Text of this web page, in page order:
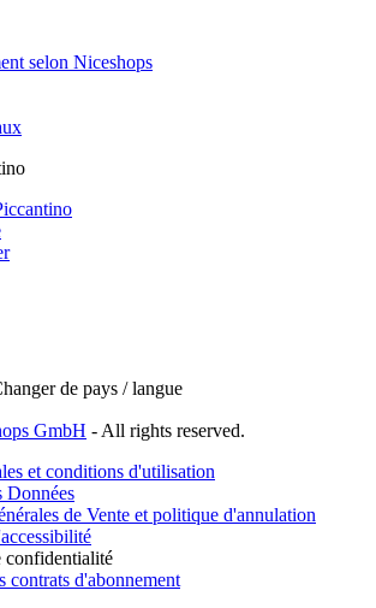
selon Niceshops
de pays / langue
GmbH - All rights reserved.
et conditions d'utilisation
Données
de Vente et politique d'annulation
confidentialité
contrats d'abonnement